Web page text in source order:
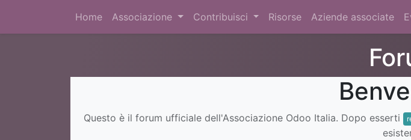
Home Associazione Contribuisci Risorse Aziende associate
Questo è il forum ufficiale dell'Associazione Odoo Italia. Dopo esserti